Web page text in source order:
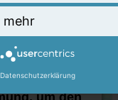
um den
mehr
Datenschutzerklärung